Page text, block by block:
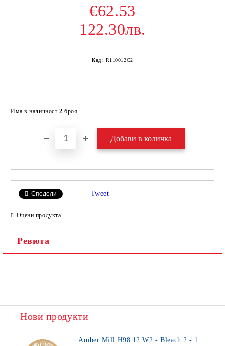
€62.53
122.30лв.
Код: R110012C2
Има в наличност 2 броя
Сподели Tweet
Оцени продукта
Ревюта
Нови продукти
Amber Mill H98 12 W2 - Bleach 2 - 1